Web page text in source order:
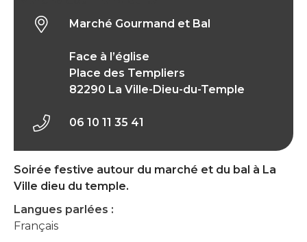
Soirée festive autour du marché et du bal à La
Ville dieu du temple.
Langues parlées :
Français
Marché Gourmand et Bal
Face à l’église
Place des Templiers
82290 La Ville-Dieu-du-Temple
06 10 11 35 41